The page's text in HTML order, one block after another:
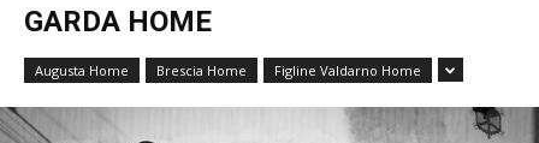
GARDA HOME
Augusta Home Brescia Home Figline Valdarno Home